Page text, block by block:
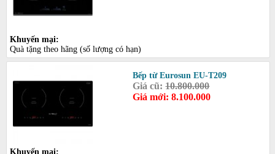
Khuyến mại:
Quà tặng theo hãng (số lượng có hạn)
Bếp từ Eurosun EU-T209
Giá cũ:10.800.000
Giá mới: 8.100.000
Khuyến mại: